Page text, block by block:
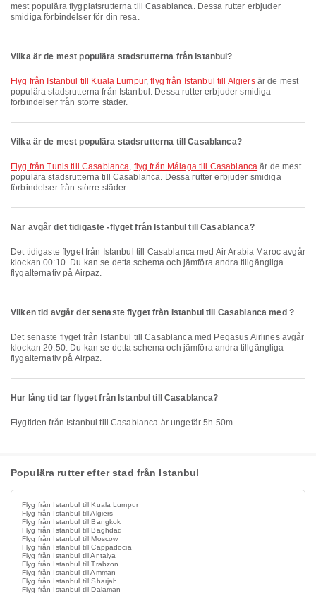
mest populära flygplatsrutterna till Casablanca. Dessa rutter erbjuder
smidiga förbindelser för din resa.
Vilka är de mest populära stadsrutterna från Istanbul?
flyg från Istanbul till Kuala Lumpur,flyg från Istanbul till Algiersär de mest
populära stadsrutterna från Istanbul. Dessa rutter erbjuder smidiga
förbindelser från större städer.
Vilka är de mest populära stadsrutterna till Casablanca?
flyg från Tunis till Casablanca, flyg från Málaga till Casablanca är de mest
populära stadsrutterna till Casablanca. Dessa rutter erbjuder smidiga
förbindelser från större städer.
När avgår det tidigaste -flyget från Istanbul till Casablanca?
Det tidigaste flyget från Istanbul till Casablanca med Air Arabia Maroc avgår
klockan 00:10. Du kan se detta schema och jämföra andra tillgängliga
flygalternativ på Airpaz.
Vilken tid avgår det senaste flyget från Istanbul till Casablanca med ?
Det senaste flyget från Istanbul till Casablanca med Pegasus Airlines avgår
klockan 20:50. Du kan se detta schema och jämföra andra tillgängliga
flygalternativ på Airpaz.
Hur lång tid tar flyget från Istanbul till Casablanca?
Flygtiden från Istanbul till Casablanca är ungefär 5h 50m.
Populära rutter efter stad från Istanbul
Flyg från Istanbul till Kuala Lumpur
Flyg från Istanbul till Algiers
Flyg från Istanbul till Bangkok
Flyg från Istanbul till Baghdad
Flyg från Istanbul till Moscow
Flyg från Istanbul till Cappadocia
Flyg från Istanbul till Antalya
Flyg från Istanbul till Trabzon
Flyg från Istanbul till Amman
Flyg från Istanbul till Sharjah
Flyg från Istanbul till Dalaman